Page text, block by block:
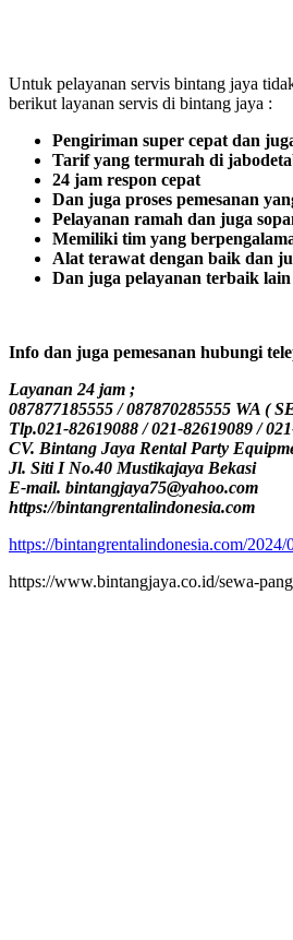
Untuk pelayanan servis bintang jaya
berikut layanan servis di bintang jaya :
Pengiriman super cepat dan
Tarif yang termurah di
24 jam respon cepat
Dan juga proses pemesanan
Pelayanan ramah dan juga
Memiliki tim yang
Alat terawat dengan baik dan
Dan juga pelayanan terbaik lain
Info dan juga pemesanan hubungi
Layanan 24 jam ;
087877185555 / 087870285555 WA (
Tlp.021-82619088 / 021-82619089 /
CV. Bintang Jaya Rental Party
Jl. Siti I No.40 Mustikajaya Bekasi
E-mail. bintangjaya75@yahoo.com
https://bintangrentalindonesia.com
https://bintangrentalindonesia.com/
https://www.bintangjaya.co.id/sewa-